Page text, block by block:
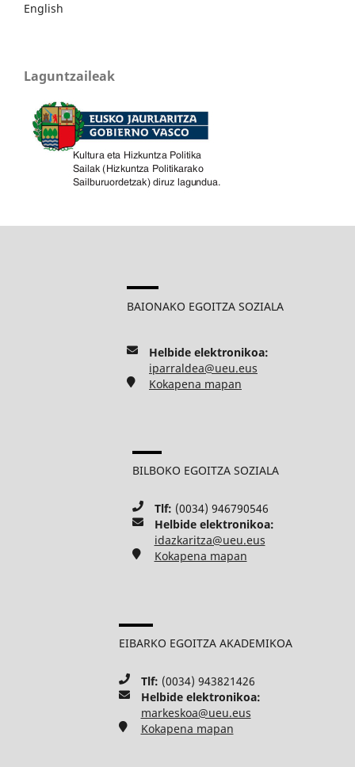
English
Laguntzaileak
BAIONAKO EGOITZA SOZIALA
Helbide elektronikoa:
iparraldea@ueu.eus
Kokapena mapan
BILBOKO EGOITZA SOZIALA
Tlf: (0034) 946790546
Helbide elektronikoa:
idazkaritza@ueu.eus
Kokapena mapan
EIBARKO EGOITZA AKADEMIKOA
Tlf: (0034) 943821426
Helbide elektronikoa:
markeskoa@ueu.eus
Kokapena mapan